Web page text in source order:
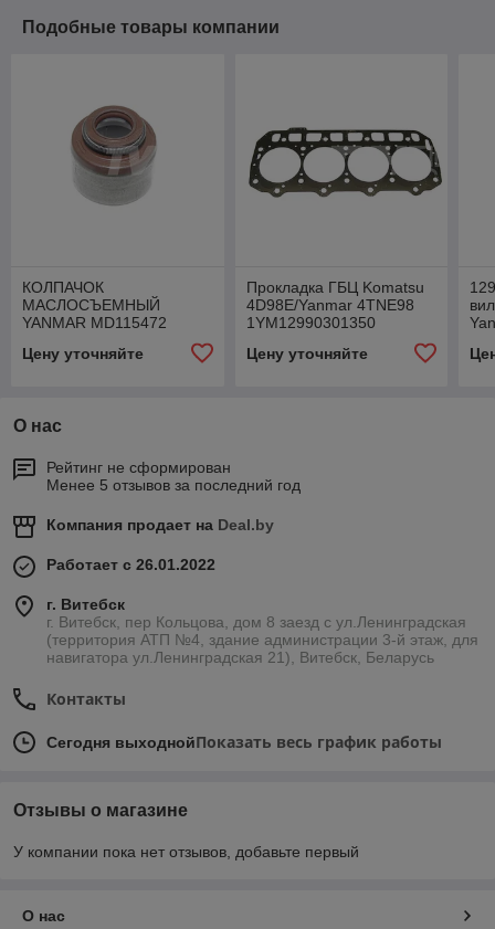
Подобные товары компании
КОЛПАЧОК
МАСЛОСЪЕМНЫЙ
YANMAR MD115472
Цену уточняйте
Прокладка ГБЦ Komatsu
4D98E/Yanmar 4TNE98
1YM12990301350
Цену уточняйте
О нас
Рейтинг не сформирован
Менее 5 отзывов за последний год
Компания продает на Deal.by
Работает с 26.01.2022
г. Витебск
г. Витебск, пер Кольцова, дом 8 заезд с ул.Ленинградская
(территория АТП №4, здание администрации 3-й этаж, для
навигатора ул.Ленинградская 21), Витебск, Беларусь
Контакты
Сегодня выходнойПоказать весь график работы
Отзывы о магазине
У компании пока нет отзывов, добавьте первый
О нас